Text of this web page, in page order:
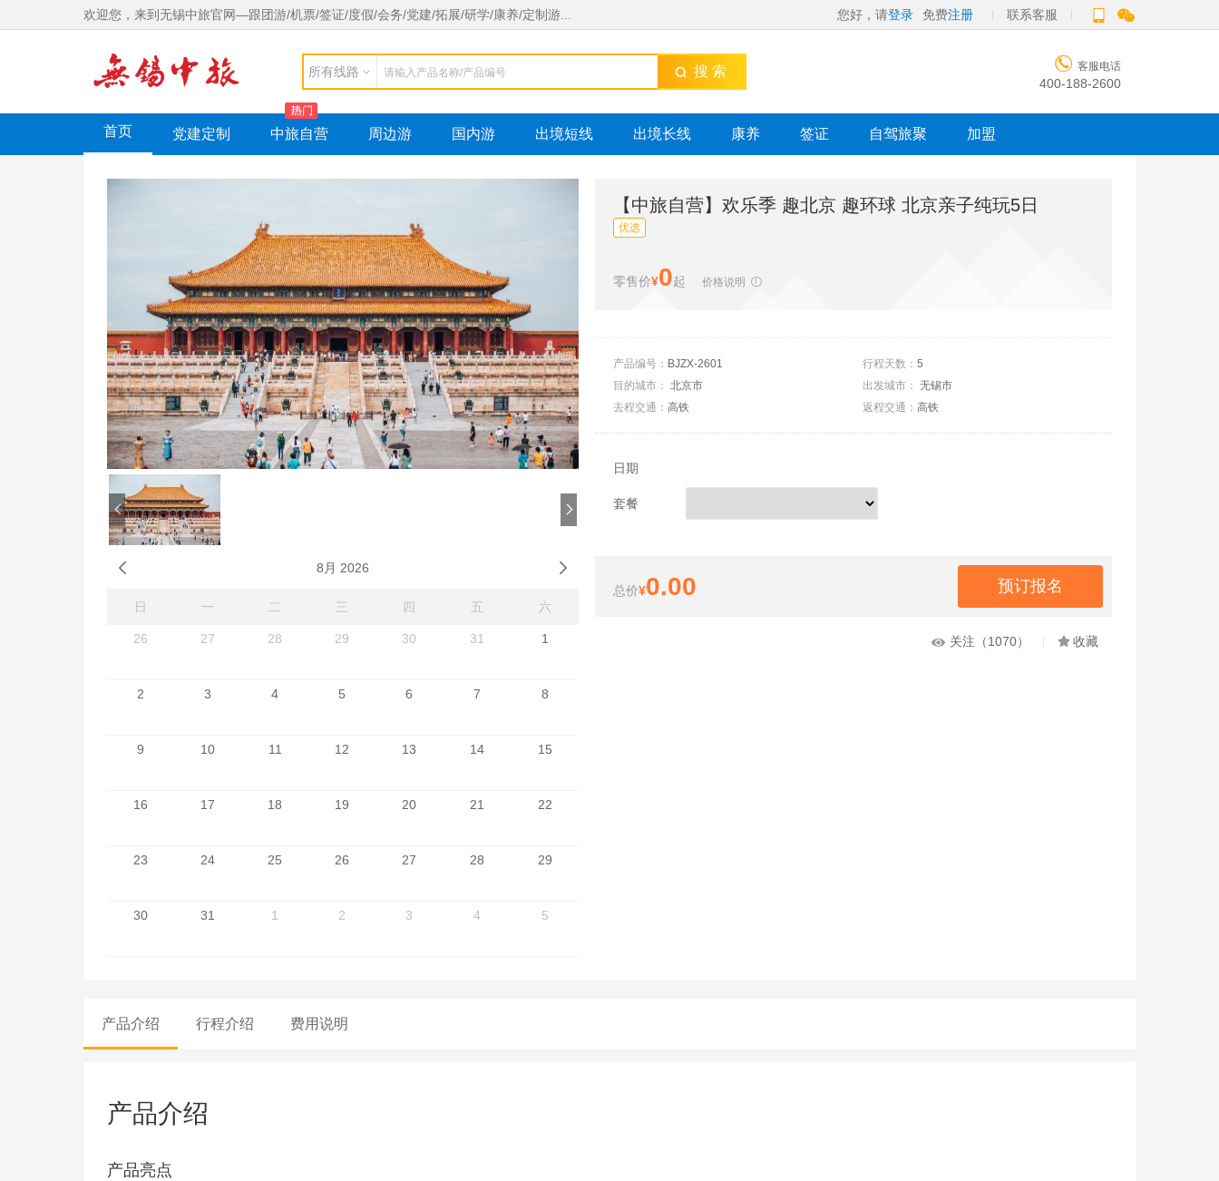
欢迎您，来到无锡中旅官网—跟团游/机票/签证/度假/会务/党建/拓展/研学/康养/定制游... 您好，请登录 免费注册 联系客服
所有线路 搜 索  客服电话
400-188-2600
首页 党建定制 中旅自营 周边游 国内游 出境短线 出境长线 康养 签证 自驾旅聚 加盟
 
8月 2026
日 一 二 三 四 五 六
26 27 28 29 30 31 1
2 3 4 5 6 7 8
9 10 11 12 13 14 15
16 17 18 19 20 21 22
23 24 25 26 27 28 29
30 31 1 2 3 4 5
【中旅自营】欢乐季 趣北京 趣环球 北京亲子纯玩5日
优选
零售价¥0起 价格说明 
产品编号： BJZX-2601 行程天数： 5
目的城市： 北京市 出发城市： 无锡市
去程交通： 高铁 返程交通： 高铁
日期
套餐
总价¥0.00
 收藏
 关注（1070）
产品介绍 行程介绍 费用说明
产品介绍
产品亮点